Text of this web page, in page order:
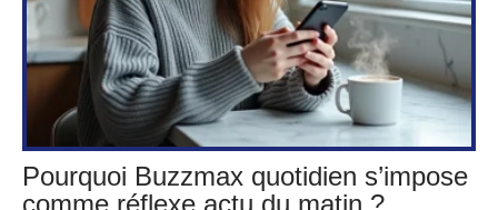
Pourquoi Buzzmax quotidien s’impose
comme réflexe actu du matin ?